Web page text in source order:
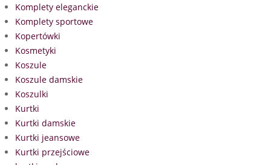
Komplety eleganckie
Komplety sportowe
Kopertówki
Kosmetyki
Koszule
Koszule damskie
Koszulki
Kurtki
Kurtki damskie
Kurtki jeansowe
Kurtki przejściowe